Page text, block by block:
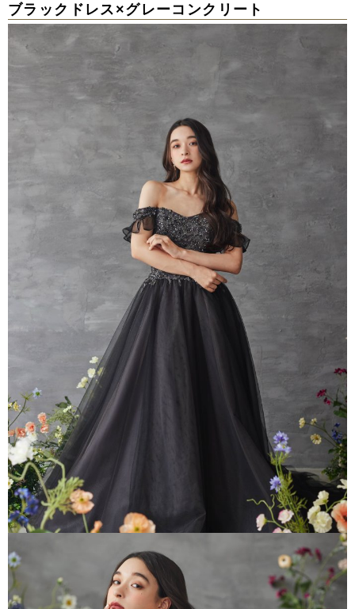
ブラックドレス×グレーコンクリート